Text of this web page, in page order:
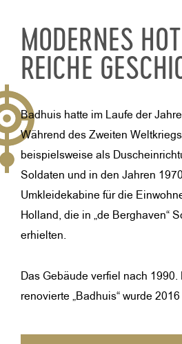
MODERNES
REICHE
Badhuis hatte im Laufe der
Während des Zweiten
beispielsweise als
Soldaten und in den Jahren
Umkleidekabine für die
Holland, die in „de Berghaven“
erhielten.
Das Gebäude verfiel nach
renovierte „Badhuis“ wurde